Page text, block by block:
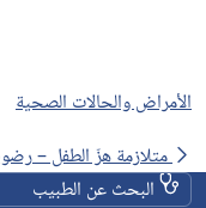
الأمراض والحالات الصحية
متلازمة هزّ الطفل –
البحث عن الطبيب